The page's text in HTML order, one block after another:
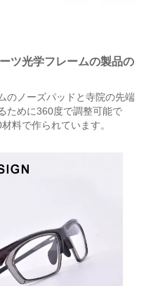
ツ光学フレームの製品の
のノーズパッドと寺院の先端
ために360度で調整可能で
料で作られています。